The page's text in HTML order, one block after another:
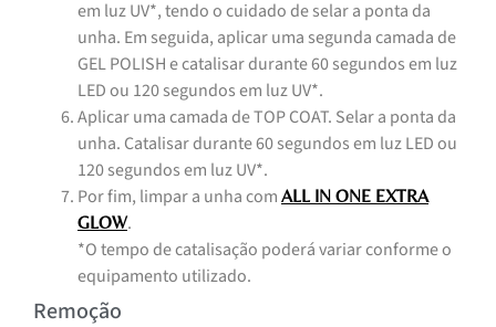
em luz UV*, tendo o cuidado de selar a ponta da
unha. Em seguida, aplicar uma segunda camada de
GEL POLISH e catalisar durante 60 segundos em luz
LED ou 120 segundos em luz UV*.
Aplicar uma camada de TOP COAT. Selar a ponta da
unha. Catalisar durante 60 segundos em luz LED ou
120 segundos em luz UV*.
Por fim, limpar a unha com ALL IN ONE EXTRA
GLOW.
*O tempo de catalisação poderá variar conforme o
equipamento utilizado.
Remoção